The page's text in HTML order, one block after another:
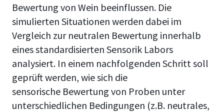
Bewertung von Wein beeinflussen. Die
simulierten Situationen werden dabei im
Vergleich zur neutralen Bewertung innerhalb
eines standardisierten Sensorik Labors
analysiert. In einem nachfolgenden Schritt soll
geprüft werden, wie sich die
sensorische Bewertung von Proben unter
unterschiedlichen Bedingungen (z.B. neutrales,